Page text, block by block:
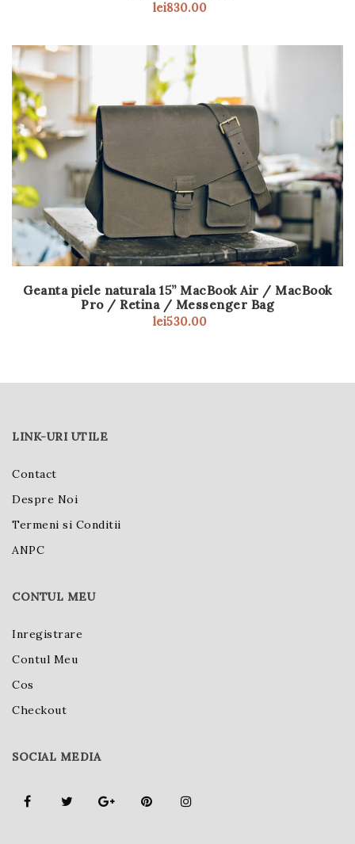
lei830.00
Geanta piele naturala 15” MacBook Air / MacBook
Pro / Retina / Messenger Bag
lei530.00
LINK-URI UTILE
Contact
Despre Noi
Termeni si Conditii
ANPC
CONTUL MEU
Inregistrare
Contul Meu
Cos
Checkout
SOCIAL MEDIA